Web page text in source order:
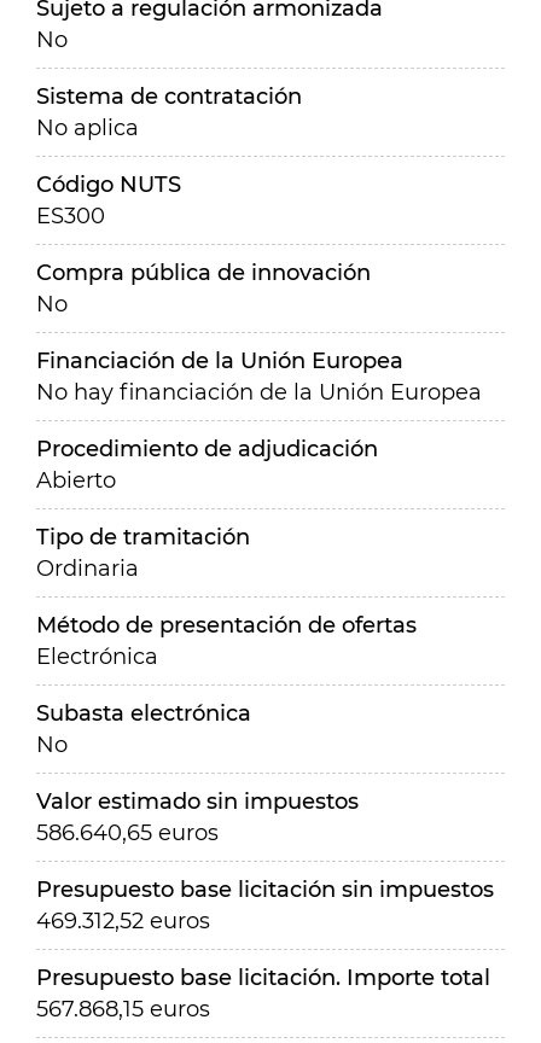
Sujeto a regulación armonizada
No
Sistema de contratación
No aplica
Código NUTS
ES300
Compra pública de innovación
No
Financiación de la Unión Europea
No hay financiación de la Unión Europea
Procedimiento de adjudicación
Abierto
Tipo de tramitación
Ordinaria
Método de presentación de ofertas
Electrónica
Subasta electrónica
No
Valor estimado sin impuestos
586.640,65 euros
Presupuesto base licitación sin impuestos
469.312,52 euros
Presupuesto base licitación. Importe total
567.868,15 euros